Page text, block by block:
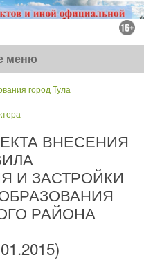
меню
город Тула
ВНЕСЕНИЯ
И ЗАСТРОЙКИ
РАЙОНА